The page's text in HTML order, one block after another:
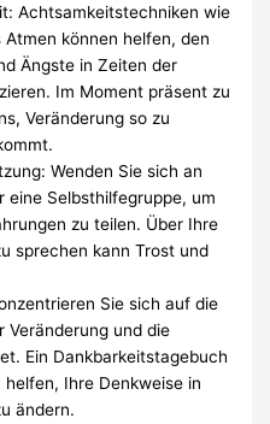
Achtsamkeitstechniken wie
können helfen, den
Ängste in Zeiten der
Im Moment präsent zu
Veränderung so zu
Wenden Sie sich an
eine Selbsthilfegruppe, um
zu teilen. Über Ihre
sprechen kann Trost und
Sie sich auf die
Veränderung und die
Ein Dankbarkeitstagebuch
Ihre Denkweise in
ändern.